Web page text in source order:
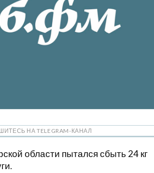
НА TELEGRAM-КАНАЛ
области пытался сбыть 24 кг